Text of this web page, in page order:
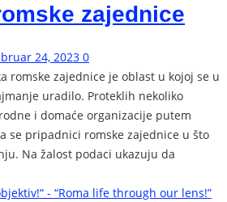
zajednice
24, 2023 0
romske zajednice je oblast u kojoj se u
uradilo. Proteklih nekoliko
i domaće organizacije putem
se pripadnici romske zajednice u što
Na žalost podaci ukazuju da
- “Roma life through our lens!”